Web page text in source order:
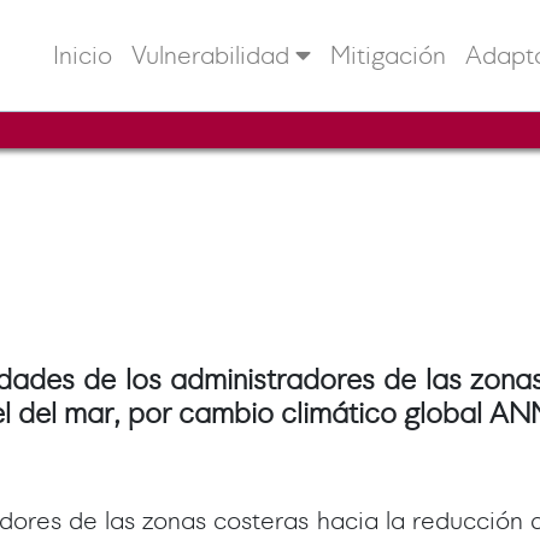
Inicio Vulnerabilidad Mitigación
de los administradores de las
del mar, por cambio climático global
de las zonas costeras hacia la